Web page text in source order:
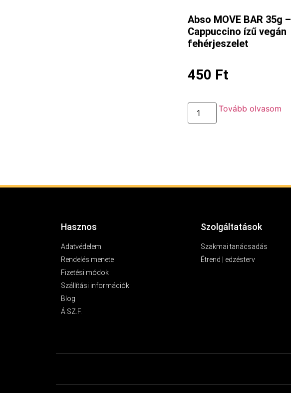
Abso MOVE BAR 35g –
Cappuccino ízű vegán
fehérjeszelet
450 Ft
Tovább olvasom
Hasznos
Adatvédelem
Rendelés menete
Fizetési módok
Szállítási információk
Blog
Á.SZ.F.
Szolgáltatások
Szakmai tanácsadás
Étrend | edzésterv